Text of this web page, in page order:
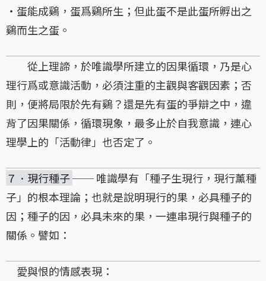
・蛋能成鷄，蛋爲鷄所生；但此蛋不是此蛋所孵出之
鷄而生之蛋。
從上理諦，於唯識學所建立的因果循環，乃是心
理行爲或意識活動，必須注重的主觀與客觀因素；否
則，便將局限於先有鷄？還是先有蛋的爭辯之中，違
背了因果關係，循環現象，最多止於自我意識，連心
理學上的「活動律」也否定了。
７．現行種子── 唯識學有「種子生現行，現行薰種
子」的根本理論；也就是說明現行的果，必具種子的
因；種子的因，必具未來的果，一連串現行與種子的
關係。譬如：
愛與恨的情感表現：